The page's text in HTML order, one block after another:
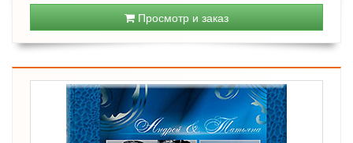
Просмотр и заказ